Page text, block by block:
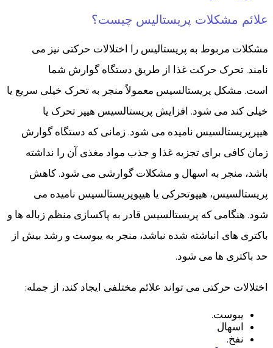
علائم مشکلات پریستالیس چیست؟
مشکلات مربوط به پریستالیس را اختلالات حرکتی نیز می
نامند. تحرک حرکت غذا از طریق دستگاه گوارش شما
است. مشکل پریستالسیس معمولاً منجر به تحرک خیلی سریع یا
خیلی کند می شود. افزایش پریستالسیس هیپر تحرک یا
هیپرپریستالسیس نامیده می شود. زمانی که دستگاه گوارش
زمان کافی برای تجزیه غذا و جذب مواد مغذی آن را نداشته
باشد، منجر به اسهال و مشکلات گوارشی می شود. کاهش
پریستالسیس، هیپوتحرکی یا هیپوپریستالسیس نامیده می
شود. هنگامی که پریستالسیس قادر به پاکسازی منظم زباله ها و
باکتری های انباشته شده نباشد، منجر به یبوست و رشد بیش از
حد باکتری ها می شود.
اختلالات حرکتی می تواند علائم مختلفی ایجاد کند، از جمله:
یبوست.
اسهال
نفخ.